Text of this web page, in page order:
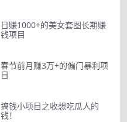
日赚1000+的美女套图长期赚
钱项目
春节前月赚3万+的偏门暴利项
目
搞钱小项目之收想吃瓜人的
钱！